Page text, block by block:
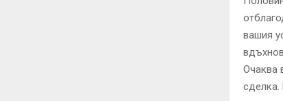
вашия
Очаква
сделка.